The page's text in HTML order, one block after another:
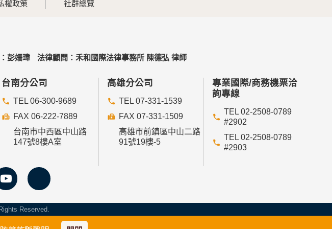
權政策 社群總覽
彭姍瑋 法律顧問：禾和國際法律事務所 陳德弘 律師
台南分公司
TEL 06-300-9689
FAX 06-222-7889
台南市中西區中山路
147號8樓A室
高雄分公司
TEL 07-331-1539
FAX 07-331-1509
高雄市前鎮區中山二路
91號19樓-5
專業國際/商務機票洽
詢專線
TEL 02-2508-0789
#2902
TEL 02-2508-0789
#2903
Reserved.